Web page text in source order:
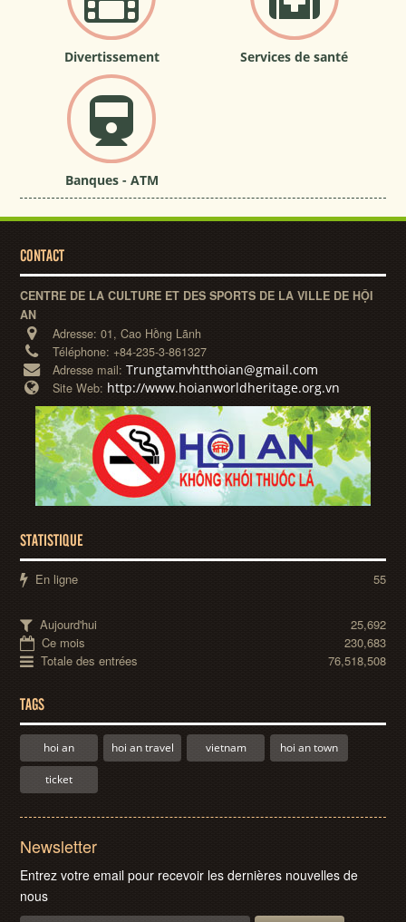
Divertissement Services de santé
Banques - ATM
CONTACT
CENTRE DE LA CULTURE ET DES SPORTS DE LA VILLE DE HỘI
AN
Adresse:01, Cao Hồng Lãnh
Téléphone:+84-235-3-861327
Adresse mail:Trungtamvhtthoian@gmail.com
Site Web: http://www.hoianworldheritage.org.vn
STATISTIQUE
En ligne 55
Aujourd'hui
25,692
Ce mois
230,683
Totale des entrées
76,518,508
TAGS
hoi an hoi an travel vietnam hoi an town
ticket
Newsletter
Entrez votre email pour recevoir les dernières nouvelles de
nous